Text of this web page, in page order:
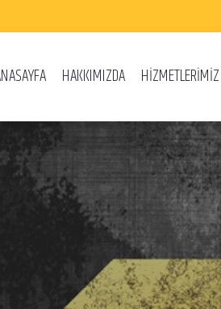
HAKKIMIZDA HİZMETLERİMİZ